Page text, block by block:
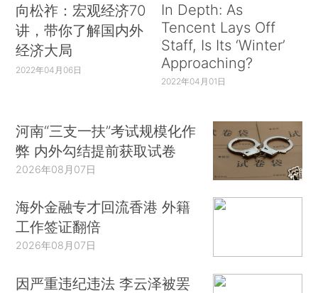
向松祚：宏观经济70
讲，带你了解国内外
经济大局
2022年04月06日
In Depth: As
Tencent Lays Off
Staff, Is Its ‘Winter’
Approaching?
2022年04月01日
河南“三支一扶”考试规模化作
弊 内外勾结提前获取试卷
2026年08月07日
海外金融专才回流香港 外籍
工作签证翻倍
2026年08月07日
因严重违纪违法 李云泽被罢